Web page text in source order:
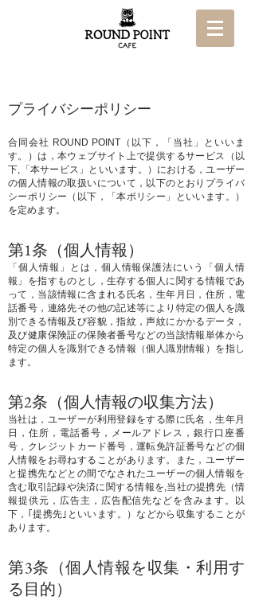
プライバシーポリシー
合同会社 ROUND POINT（以下，「当社」といいま
す。）は，本ウェブサイト上で提供するサービス（以
下,「本サービス」といいます。）における，ユーザー
の個人情報の取扱いについて，以下のとおりプライバ
シーポリシー（以下，「本ポリシー」といいます。）
を定めます。
第1条（個人情報）
「個人情報」とは，個人情報保護法にいう「個人情
報」を指すものとし，生存する個人に関する情報であ
って，当該情報に含まれる氏名，生年月日，住所，電
話番号，連絡先その他の記述等により特定の個人を識
別できる情報及び容貌，指紋，声紋にかかるデータ，
及び健康保険証の保険者番号などの当該情報単体から
特定の個人を識別できる情報（個人識別情報）を指し
ます。
第2条（個人情報の収集方法）
当社は，ユーザーが利用登録をする際に氏名，生年月
日，住所，電話番号，メールアドレス，銀行口座番
号，クレジットカード番号，運転免許証番号などの個
人情報をお尋ねすることがあります。また，ユーザー
と提携先などとの間でなされたユーザーの個人情報を
含む取引記録や決済に関する情報を,当社の提携先（情
報提供元，広告主，広告配信先などを含みます。以
下，｢提携先｣といいます。）などから収集することが
あります。
第3条（個人情報を収集・利用す
る目的）